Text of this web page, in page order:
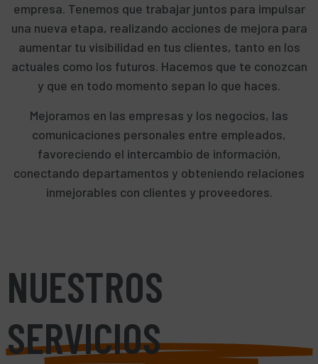
empresa. Tenemos que trabajar juntos para impulsar
una nueva etapa, realizando acciones de mejora para
aumentar tu visibilidad en tus clientes, tanto en los
actuales como los futuros. Hacemos que te conozcan
y que en todo momento sepan lo que haces.
Mejoramos en las empresas y los negocios, las
comunicaciones personales entre empleados,
favoreciendo el intercambio de información,
conectando departamentos y obteniendo relaciones
inmejorables con clientes y proveedores.
NUESTROS
SERVICIOS